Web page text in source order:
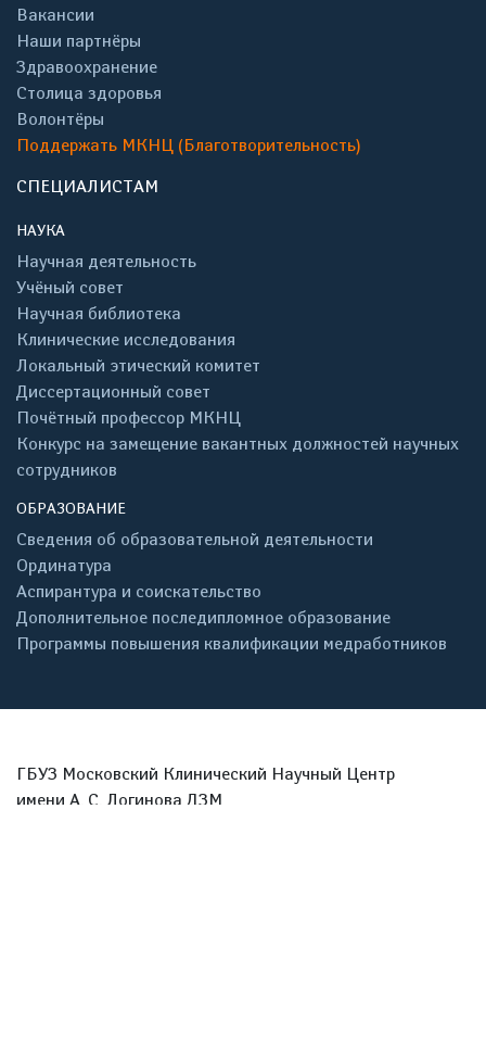
Вакансии
Наши партнёры
Здравоохранение
Столица здоровья
Волонтёры
Поддержать МКНЦ (Благотворительность)
СПЕЦИАЛИСТАМ
НАУКА
Научная деятельность
Учёный совет
Научная библиотека
Клинические исследования
Локальный этический комитет
Диссертационный совет
Почётный профессор МКНЦ
Конкурс на замещение вакантных должностей научных
сотрудников
ОБРАЗОВАНИЕ
Сведения об образовательной деятельности
Ординатура
Аспирантура и соискательство
Дополнительное последипломное образование
Программы повышения квалификации медработников
ГБУЗ Московский Клинический Научный Центр
имени А. С. Логинова ДЗМ